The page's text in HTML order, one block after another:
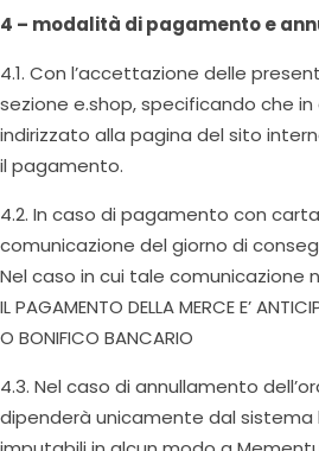
4 – modalità di pagamento e
4.1. Con l’accettazione delle
sezione e.shop, specificando che
indirizzato alla pagina del sito
il pagamento.
4.2. In caso di pagamento con
comunicazione del giorno di
Nel caso in cui tale comunicazione
IL PAGAMENTO DELLA MERCE E’
O BONIFICO BANCARIO
4.3. Nel caso di annullamento
dipenderà unicamente dal sistema